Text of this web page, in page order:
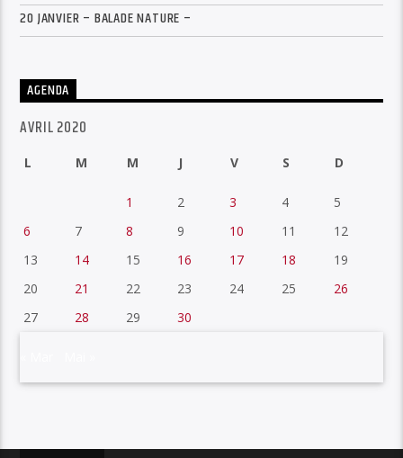
20 JANVIER – BALADE NATURE –
AGENDA
AVRIL 2020
L M M J V S D
1 2 3 4
5
6
7 8 9 10 11
12
13
14 15 16 17 18
19
20
21 22 23 24 25
26
27
28 29 30